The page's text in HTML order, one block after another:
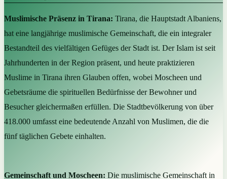
Muslimische Präsenz in Tirana: Tirana, die Hauptstadt Albaniens,
hat eine langjährige muslimische Gemeinschaft, die ein integraler
Bestandteil des vielfältigen Gefüges der Stadt ist. Der Islam ist seit
Jahrhunderten in der Region präsent, und heute praktizieren
Muslime in Tirana ihren Glauben offen, wobei Moscheen und
Gebetsräume die spirituellen Bedürfnisse der Bewohner und
Besucher gleichermaßen erfüllen. Die Stadtbevölkerung von über
418.000 umfasst eine bedeutende Anzahl von Muslimen, die die
fünf täglichen Gebete einhalten.
Gemeinschaft und Moscheen: Die muslimische Gemeinschaft in